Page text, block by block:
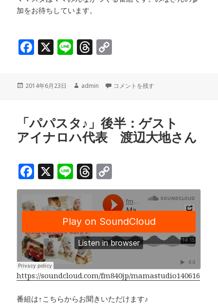
加をお待ちしています。
F
c
e
o
o
X Li
e
T
r
e
d
s
y
n
k
投
2014年6月23日
作
admin ママミーティング前半♪テーマ「今こ
コメントを残す
「パパスタ♪」後半：ゲスト
アイナロハ代表 渡辺大地さん
F
a
c
e
b
o
o
k
X Li
n
e
T
h
e
a
d
s
o
p
y
Li
n
k
https://soundcloud.com/fm840jp/mamastudio140616
番組は↑こちらからお聞きいただけます♪